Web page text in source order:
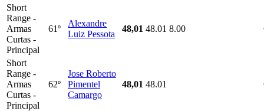
Short
Range -
Armas
Curtas -
Principal
61º
Alexandre
Luiz Pessota
48,01 48.01 8.00
Short
Range -
Armas
Curtas -
Principal
62º
Jose Roberto
Pimentel
Camargo
48,01 48.01